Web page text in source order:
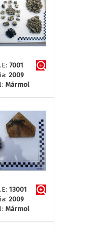
7001
2009
Mármol
13001
2009
Mármol